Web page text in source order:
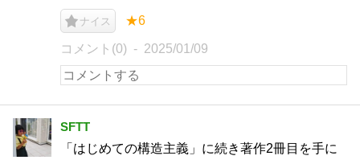
ナイス ★6
コメント(0) 2025/01/09
SFTT
「はじめての構造主義」に続き著作2冊目を手に